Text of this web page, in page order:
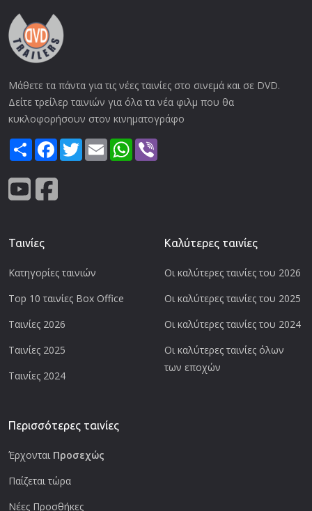
Μάθετε τα πάντα για τις νέες ταινίες στο σινεμά και σε DVD.
Δείτε τρείλερ ταινιών για όλα τα νέα φιλμ που θα
κυκλοφορήσουν στον κινηματογράφο
ShareFacebook
TwitterEmail WhatsApp
Ταινίες
Κατηγορίες ταινιών
Top 10 ταινίες Box Office
Ταινίες 2026
Ταινίες 2025
Ταινίες 2024
Καλύτερες ταινίες
Οι καλύτερες ταινίες του 2026
Οι καλύτερες ταινίες του 2025
Οι καλύτερες ταινίες του 2024
Οι καλύτερες ταινίες όλων
των εποχών
Περισσότερες ταινίες
Έρχονται Προσεχώς
Παίζεται τώρα
Νέες Προσθήκες